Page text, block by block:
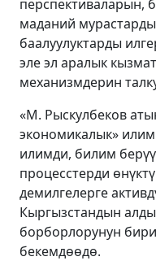
перспективаларын,
маданий
баалуулуктарды
эле эл аралык
механизмдерин
«М. Рыскулбеков
экономикалык»
илимди, билим
процесстерди
демилгелерге
Кыргызстандын
борборлорунун
бекемдөөдө.